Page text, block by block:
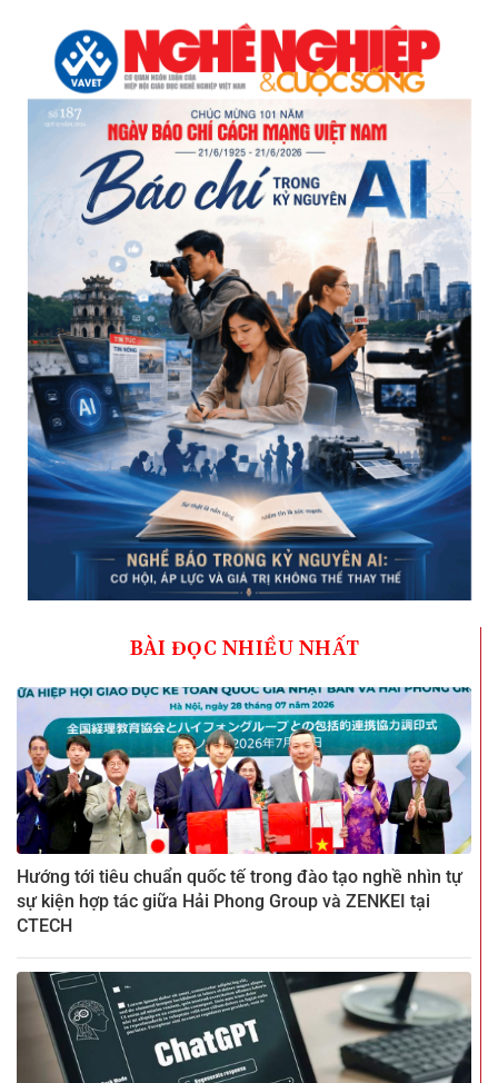
BÀI ĐỌC NHIỀU NHẤT
Hướng tới tiêu chuẩn quốc tế trong đào tạo nghề nhìn tự
sự kiện hợp tác giữa Hải Phong Group và ZENKEI tại
CTECH